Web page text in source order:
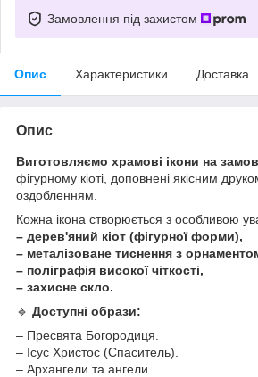
Замовлення під захистом
Опис Характеристики Доставка
Опис
Виготовляємо храмові ікони на
фігурному кіоті, доповнені якісним
оздобленням.
Кожна ікона створюється з особливою
– дерев'яний кіот (фігурної форми),
– металізоване тиснення з
– поліграфія високої чіткості,
– захисне скло.
🔹 Доступні образи:
– Пресвята Богородиця.
– Ісус Христос (Спаситель).
– Архангели та ангели.